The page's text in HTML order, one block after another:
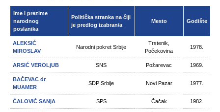
Ime i prezime
narodnog
poslanika
Politička stranka na čiji
je predlog izabran/a
Mesto Godište
ALEKSIĆ
MIROSLAV
Narodni pokret Srbije
Trstenik,
Počekovina
1978.
ARSIĆ VEROLjUB SNS Požarevac 1969.
BAČEVAC dr
MUAMER
SDP Srbije Novi Pazar 1977.
ĆALOVIĆ SANjA SPS Čačak 1982.